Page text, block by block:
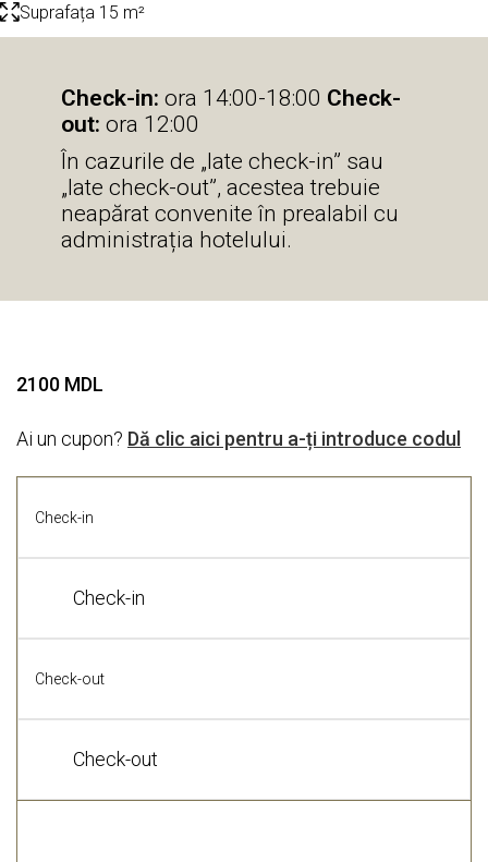
Suprafața 15 m²
Check-in: ora 14:00-18:00 Check-
out: ora 12:00
În cazurile de „late check-in” sau
„late check-out”, acestea trebuie
neapărat convenite în prealabil cu
administrația hotelului.
2100 MDL
Ai un cupon? Dă clic aici pentru a-ți introduce codul